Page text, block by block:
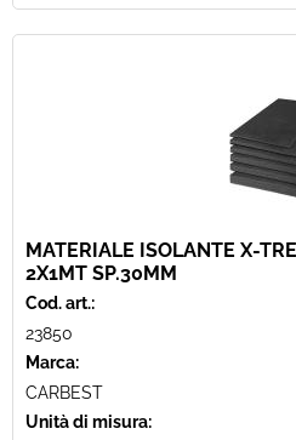
MATERIALE ISOLANTE X-
2X1MT SP.30MM
Cod. art.:
23850
Marca:
CARBEST
Unità di misura: